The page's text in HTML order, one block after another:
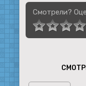
Смотрели?